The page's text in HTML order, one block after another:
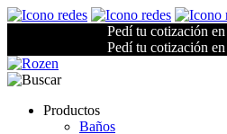
Pedí tu cotización
Pedí tu cotización
Productos
Baños